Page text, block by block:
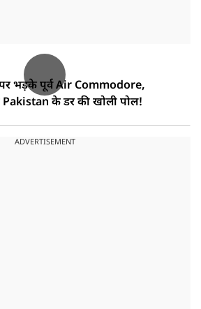
पर भड़के पूर्व Air Commodore,
के डर की खोली पोल!
ADVERTISEMENT